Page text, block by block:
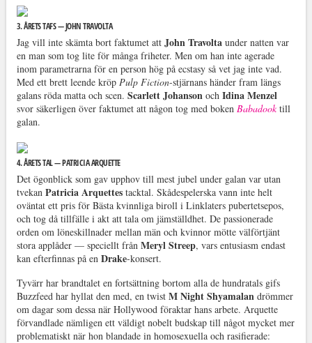
3. ÅRETS TAFS — JOHN TRAVOLTA
Jag vill inte skämta bort faktumet att John Travolta under natten var
en man som tog lite för många friheter. Men om han inte agerade
inom parametrarna för en person hög på ecstasy så vet jag inte vad.
Med ett brett leende kröp Pulp Fiction-stjärnans händer fram längs
galans röda matta och scen. Scarlett Johansonoch Idina Menzel
svor säkerligen över faktumet att någon tog med boken Babadooktill
galan.
4. ÅRETS TAL — PATRICIA ARQUETTE
Det ögonblick som gav upphov till mest jubel under galan var utan
tvekan Patricia Arquettestacktal. Skådespelerska vann inte helt
oväntat ett pris för Bästa kvinnliga biroll i Linklaters pubertetsepos,
och tog då tillfälle i akt att tala om jämställdhet. De passionerade
orden om löneskillnader mellan män och kvinnor mötte välförtjänt
stora applåder — speciellt från Meryl Streep, vars entusiasm endast
kan efterfinnas på en Drake-konsert.
Tyvärr har brandtalet en fortsättning bortom alla de hundratals gifs
Buzzfeed har hyllat den med, en twist M Night Shyamalandrömmer
om dagar som dessa när Hollywood föraktar hans arbete. Arquette
förvandlade nämligen ett väldigt nobelt budskap till något mycket mer
problematiskt när hon blandade in homosexuella och rasifierade: